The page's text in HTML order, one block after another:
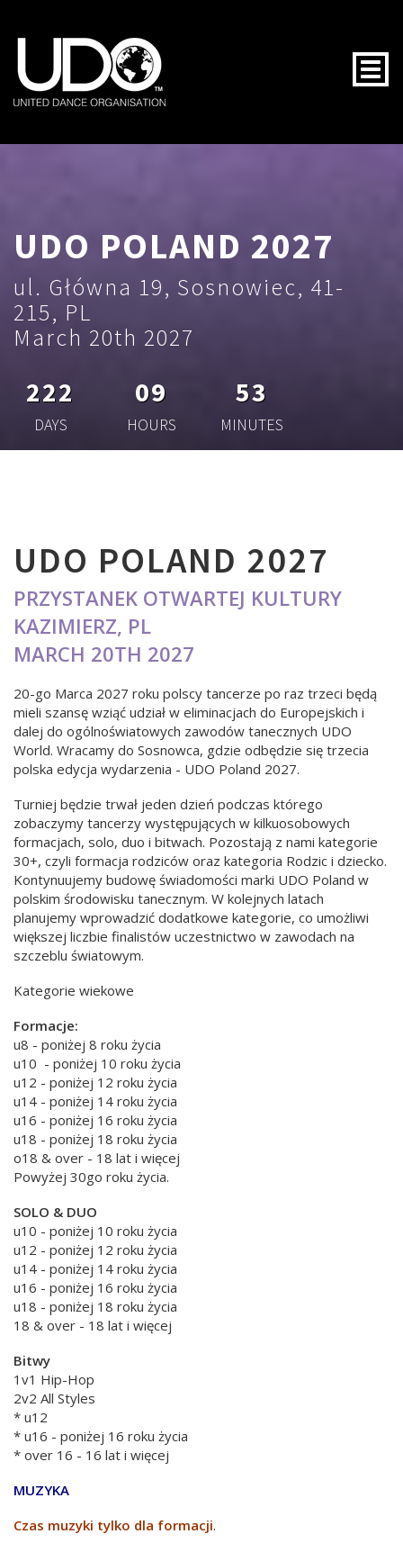
UDO POLAND 2027
ul. Główna 19, Sosnowiec, 41-
215, PL
March 20th 2027
222
DAYS
09
HOURS
53
MINUTES
UDO POLAND 2027
PRZYSTANEK OTWARTEJ KULTURY
KAZIMIERZ, PL
MARCH 20TH 2027
20-go Marca 2027 roku polscy tancerze po raz trzeci będą
mieli szansę wziąć udział w eliminacjach do Europejskich i
dalej do ogólnoświatowych zawodów tanecznych UDO
World. Wracamy do Sosnowca, gdzie odbędzie się trzecia
polska edycja wydarzenia - UDO Poland 2027.
Turniej będzie trwał jeden dzień podczas którego
zobaczymy tancerzy występujących w kilkuosobowych
formacjach, solo, duo i bitwach. Pozostają z nami kategorie
30+, czyli formacja rodziców oraz kategoria Rodzic i dziecko.
Kontynuujemy budowę świadomości marki UDO Poland w
polskim środowisku tanecznym. W kolejnych latach
planujemy wprowadzić dodatkowe kategorie, co umożliwi
większej liczbie finalistów uczestnictwo w zawodach na
szczeblu światowym.
Kategorie wiekowe
Formacje:
u8 - poniżej 8 roku życia
u10 - poniżej 10 roku życia
u12 - poniżej 12 roku życia
u14 - poniżej 14 roku życia
u16 - poniżej 16 roku życia
u18 - poniżej 18 roku życia
o18 & over - 18 lat i więcej
Powyżej 30go roku życia.
SOLO & DUO
u10 - poniżej 10 roku życia
u12 - poniżej 12 roku życia
u14 - poniżej 14 roku życia
u16 - poniżej 16 roku życia
u18 - poniżej 18 roku życia
18 & over - 18 lat i więcej
Bitwy
1v1 Hip-Hop
2v2 All Styles
* u12
* u16 - poniżej 16 roku życia
* over 16 - 16 lat i więcej
MUZYKA
Czas muzyki tylko dla formacji.